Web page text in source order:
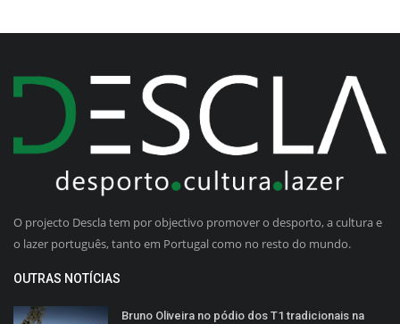
O projecto Descla tem por objectivo promover o desporto, a cultura e
o lazer português, tanto em Portugal como no resto do mundo.
OUTRAS NOTÍCIAS
Bruno Oliveira no pódio dos T1 tradicionais na